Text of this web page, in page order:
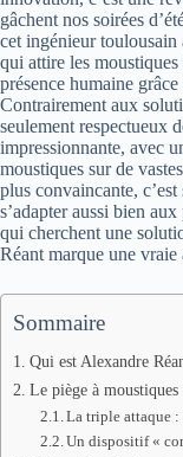
gâchent nos soirées
cet ingénieur
qui attire les
présence humaine
Contrairement aux
seulement respectueux
impressionnante, avec
moustiques sur de
plus convaincante,
s’adapter aussi bien
qui cherchent une
Réant marque une vraie
Sommaire
Qui est Alexandre
Le piège à
La triple attaque
Un dispositif «